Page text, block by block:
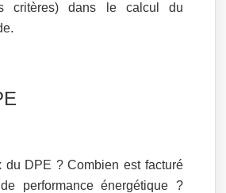
critères) dans le calcul du
du DPE ? Combien est facturé
performance énergétique ?